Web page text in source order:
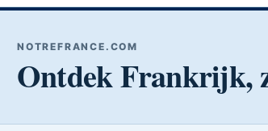
NOTREFRANCE.COM
Ontdek Frankrijk,